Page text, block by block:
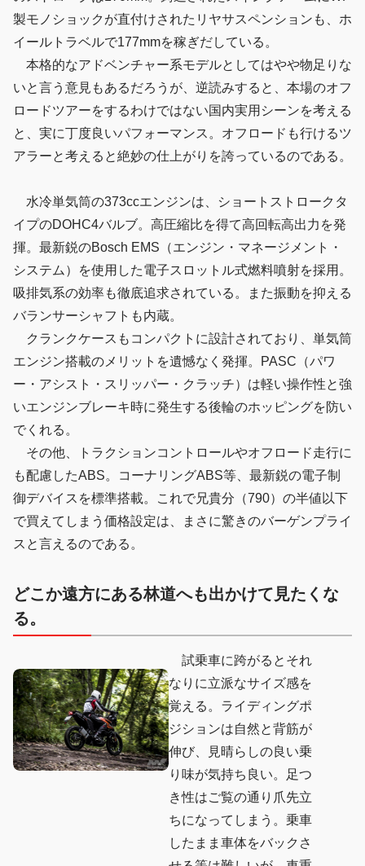
製モノショックが直付けされたリヤサスペンションも、ホ
イールトラベルで177mmを稼ぎだしている。
本格的なアドベンチャー系モデルとしてはやや物足りな
いと言う意見もあるだろうが、逆読みすると、本場のオフ
ロードツアーをするわけではない国内実用シーンを考える
と、実に丁度良いパフォーマンス。オフロードも行けるツ
アラーと考えると絶妙の仕上がりを誇っているのである。
水冷単気筒の373ccエンジンは、ショートストロークタ
イプのDOHC4バルブ。高圧縮比を得て高回転高出力を発
揮。最新鋭のBosch EMS（エンジン・マネージメント・
システム）を使用した電子スロットル式燃料噴射を採用。
吸排気系の効率も徹底追求されている。また振動を抑える
バランサーシャフトも内蔵。
クランクケースもコンパクトに設計されており、単気筒
エンジン搭載のメリットを遺憾なく発揮。PASC（パワ
ー・アシスト・スリッパー・クラッチ）は軽い操作性と強
いエンジンブレーキ時に発生する後輪のホッピングを防い
でくれる。
その他、トラクションコントロールやオフロード走行に
も配慮したABS。コーナリングABS等、最新鋭の電子制
御デバイスを標準搭載。これで兄貴分（790）の半値以下
で買えてしまう価格設定は、まさに驚きのバーゲンプライ
スと言えるのである。
どこか遠方にある林道へも出かけて見たくな
る。
試乗車に跨がるとそれ
なりに立派なサイズ感を
覚える。ライディングポ
ジションは自然と背筋が
伸び、見晴らしの良い乗
り味が気持ち良い。足つ
き性はご覧の通り爪先立
ちになってしまう。乗車
したまま車体をバックさ